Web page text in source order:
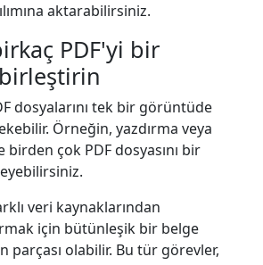
aktarabilirsiniz.
PDF'yi bir
dosyalarını tek bir görüntüde
Örneğin, yazdırma veya
çok PDF dosyasını bir
veri kaynaklarından
için bütünleşik bir belge
parçası olabilir. Bu tür görevler,